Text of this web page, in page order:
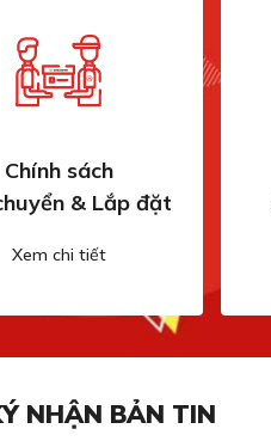
Chính sách
& Lắp đặt
Xem chi tiết
NHẬN BẢN TIN